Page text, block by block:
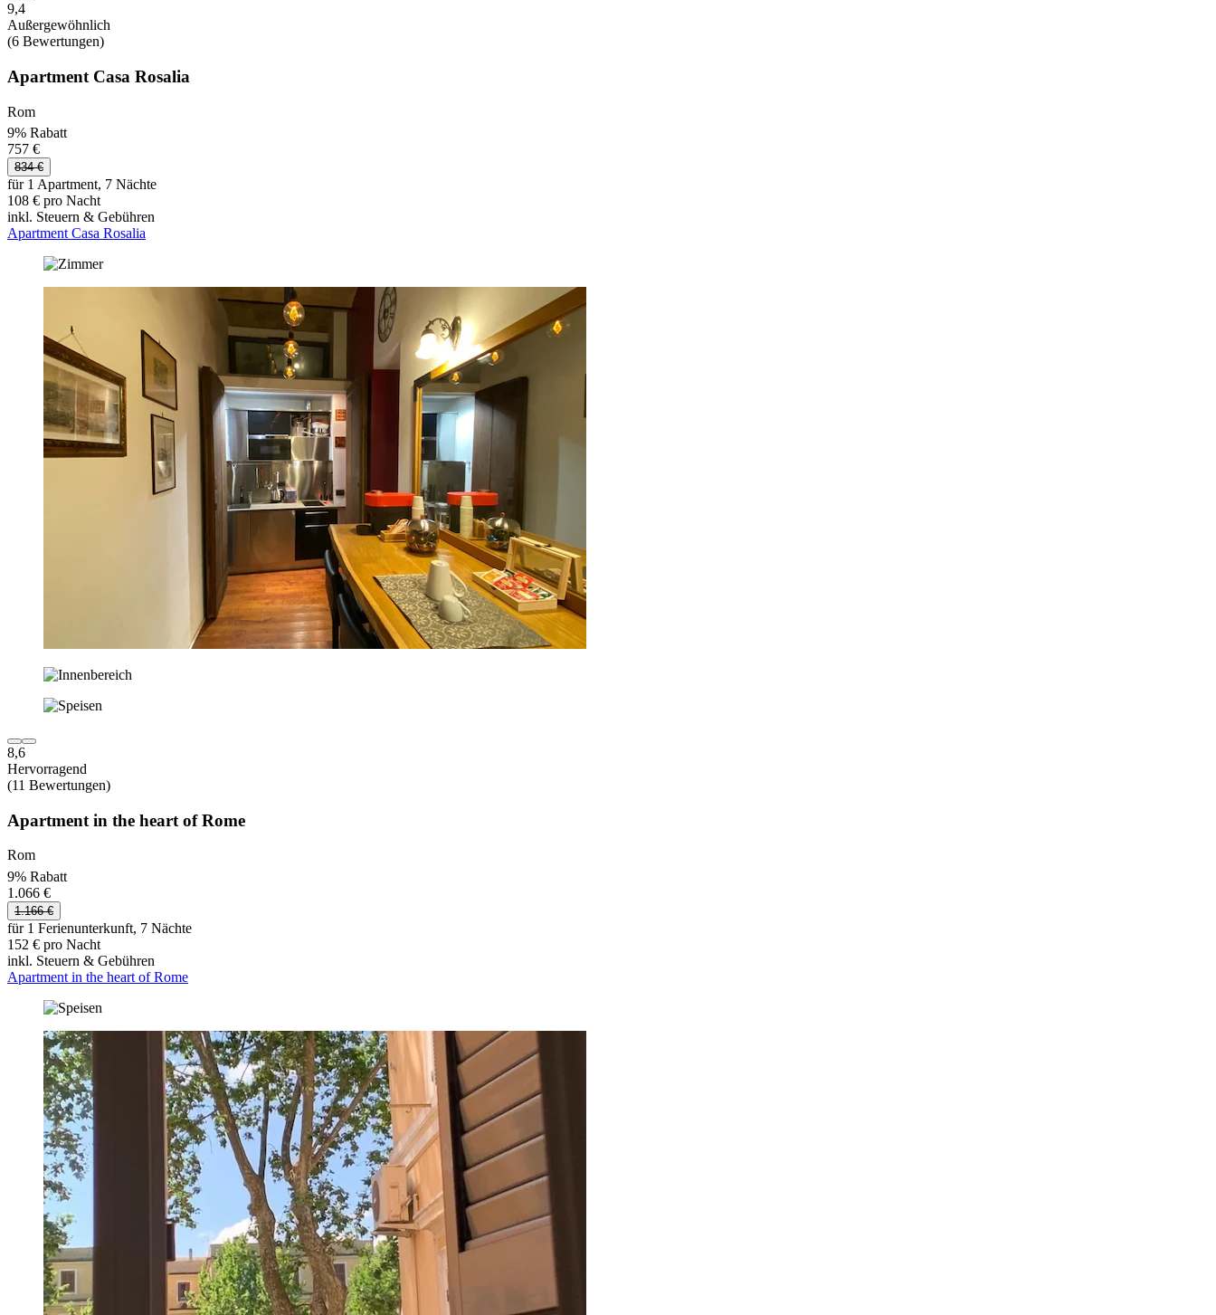
9,4
Außergewöhnlich
(6 Bewertungen)
Apartment Casa Rosalia
Rom
9% Rabatt
757 €
834 €
für 1 Apartment, 7 Nächte
108 € pro Nacht
inkl. Steuern & Gebühren
Apartment Casa Rosalia
8,6
Hervorragend
(11 Bewertungen)
Apartment in the heart of Rome
Rom
9% Rabatt
1.066 €
1.166 €
für 1 Ferienunterkunft, 7 Nächte
152 € pro Nacht
inkl. Steuern & Gebühren
Apartment in the heart of Rome